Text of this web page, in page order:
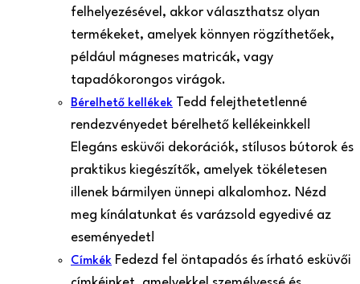
felhelyezésével, akkor választhatsz olyan
termékeket, amelyek könnyen rögzíthetőek,
például mágneses matricák, vagy
tapadókorongos virágok.
Bérelhető kellékek Tedd felejthetetlenné
rendezvényedet bérelhető kellékeinkkel!
Elegáns esküvői dekorációk, stílusos bútorok és
praktikus kiegészítők, amelyek tökéletesen
illenek bármilyen ünnepi alkalomhoz. Nézd
meg kínálatunkat és varázsold egyedivé az
eseményedet!
Címkék Fedezd fel öntapadós és írható esküvői